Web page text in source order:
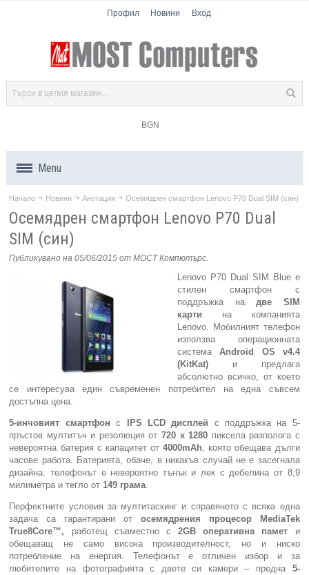
Профил Новини Вход
BGN
Menu
Продукти
Компоненти
Принтери
Консумативи
Аксесоари
Смартфони
Начало Новини Анотации Осемядрен смартфон Lenovo P70 Dual SIM (син)
Осемядрен смартфон Lenovo P70 Dual
SIM (син)
Публикувано на 05/06/2015 от МОСТ Компютърс
Lenovo P70 Dual SIM Blue е
стилен смартфон с
поддръжка надве SIM
карти на компанията
Lenovo. Мобилният телефон
използва операционната
системаAndroid OS v4.4
(KitKat) и предлага
абсолютно всичко, от което
се интересува един съвременен потребител на една съвсем
достъпна цена.
5-инчовият смартфон с IPS LCDдисплей с поддръжка на 5-
пръстов мултитъч и резолюция от 720 х 1280 пиксела разполога с
невероятна батерия с капацитет от4000mAh , която обещава дълги
часове работа. Батерията, обаче, в никакъв случай не е засегнала
дизайна: телефонът е невероятно тънък и лек с дебелина от 8,9
милиметра и тегло от 149 грама
Перфектните условия за мултитаскинг и справянето с всяка една
задача са гарантирани от осемядрения процесор MediaTek
True8Core™, работещ съвместно с2GBоперативна памет и
обещаващ не само висока производителност, но и ниско
потребление на енергия. Телефонът е отличен избор и за
любителите на фотографията с двете си камери – предна 5-